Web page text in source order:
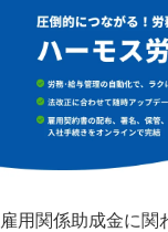
雇用関係助成金に関